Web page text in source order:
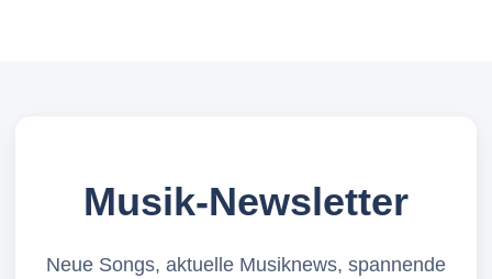
Musik-Newsletter
Neue Songs, aktuelle Musiknews, spannende